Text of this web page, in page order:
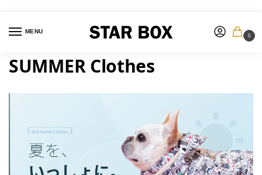
MENU
0
SUMMER Clothes